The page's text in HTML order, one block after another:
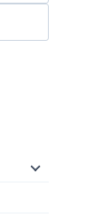
máximo